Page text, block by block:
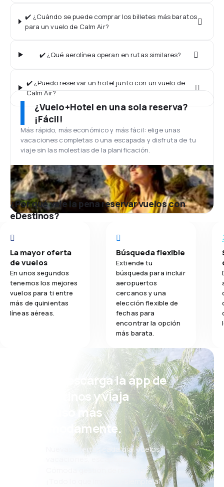
✔️ ¿Cuándo se puede comprar los billetes más baratos
para un vuelo de Calm Air?
✔️ ¿Qué aerolínea operan en rutas similares?
✔️ ¿Puedo reservar un hotel junto con un vuelo de
Calm Air?
¿Vuelo+Hotel en una sola reserva?
¡Fácil!
Más rápido, más económico y más fácil: elige unas
vacaciones completas o una escapada y disfruta de tu
viaje sin las molestias de la planificación.
¿Por qué vale la pena reservar vuelos con
eDestinos?
La mayor oferta
de vuelos
En unos segundos
tenemos los mejores
vuelos para ti entre
más de quinientas
líneas aéreas.
Búsqueda flexible
Extiende tu
búsqueda para incluir
aeropuertos
cercanos y una
elección flexible de
fechas para
encontrar la opción
más barata.
¡Eh! Descarga la app de
eDestinos y viaja
incluso más
cómodamente.
Nuevas ofertas cada día: vuelos,
vacaciones, escapadas
Cómoda gestión de reservas
¡Todo lo que importa, siempre al